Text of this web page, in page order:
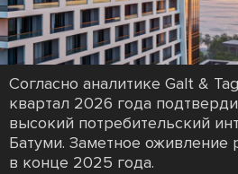
Согласно аналитике Galt &
квартал 2026 года
высокий потребительский
Батуми. Заметное оживление
в конце 2025 года.